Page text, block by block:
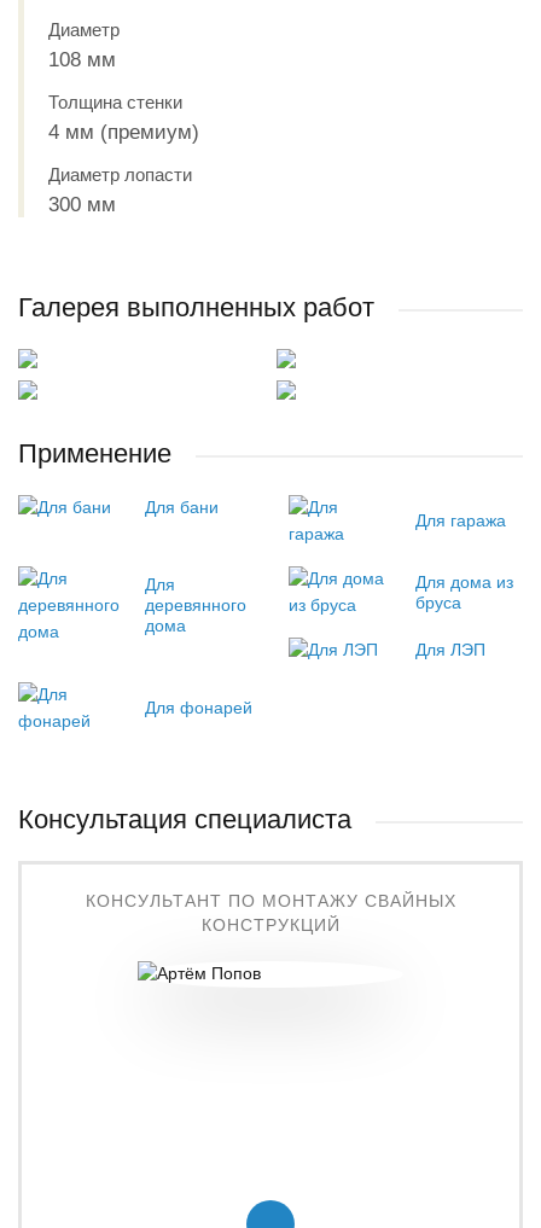
Диаметр
108 мм
Толщина стенки
4 мм (премиум)
Диаметр лопасти
300 мм
Галерея выполненных работ
Применение
Для бани
Для гаража
Для
деревянного
дома
Для дома из
бруса
Для ЛЭП
Для фонарей
Консультация специалиста
КОНСУЛЬТАНТ ПО МОНТАЖУ СВАЙНЫХ
КОНСТРУКЦИЙ